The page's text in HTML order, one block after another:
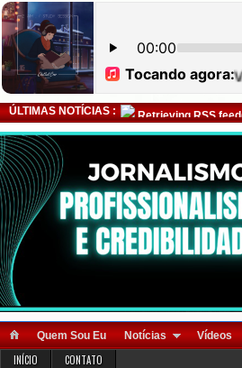
ÚLTIMAS NOTÍCIAS : Retrieving RSS
Quem Sou Eu Notícias Vídeos
INÍCIO CONTATO